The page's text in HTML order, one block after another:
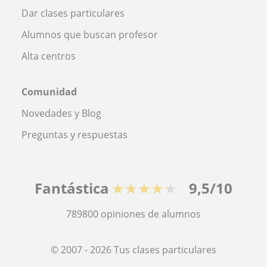
Dar clases particulares
Alumnos que buscan profesor
Alta centros
Comunidad
Novedades y Blog
Preguntas y respuestas
Fantástica ★★★★★ 9,5/10
789800 opiniones de alumnos
© 2007 - 2026 Tus clases particulares